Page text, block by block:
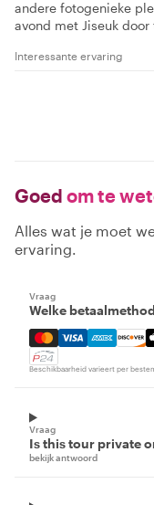
andere fotogenieke
avond met Jiseuk door
Interessante ervaring
Goed om te
Alles wat je moet
ervaring.
Vraag
Welke
Mastercard, Visa,
Beschikbaarheid varieert per
Vraag
Is this tour private
bekijk antwoord